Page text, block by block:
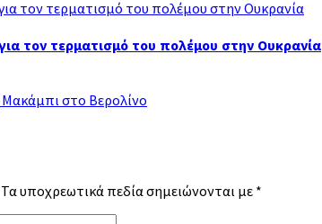
τον τερματισμό του πολέμου στην Ουκρανία
στο Βερολίνο
Τα υποχρεωτικά πεδία σημειώνονται με *